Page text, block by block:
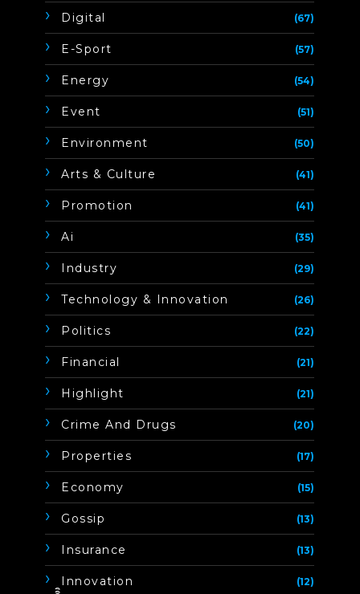
Digital (67)
E-Sport (57)
Energy (54)
Event (51)
Environment (50)
Arts & Culture (41)
Promotion (41)
Ai (35)
Industry (29)
Technology & Innovation (26)
Politics (22)
Financial (21)
Highlight (21)
Crime And Drugs (20)
Properties (17)
Economy (15)
Gossip (13)
Insurance (13)
Innovation (12)